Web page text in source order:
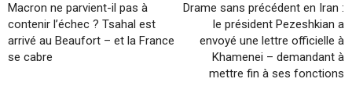
Macron ne parvient-il pas à
contenir l’échec ? Tsahal est
arrivé au Beaufort – et la France
se cabre
Drame sans précédent en Iran :
le président Pezeshkian a
envoyé une lettre officielle à
Khamenei – demandant à
mettre fin à ses fonctions